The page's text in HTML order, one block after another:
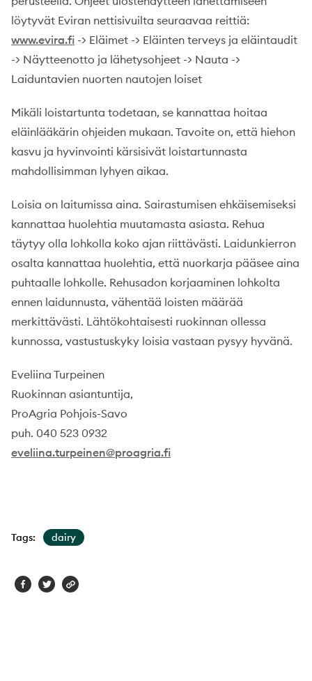
löytyvät Eviran nettisivuilta seuraavaa reittiä:
www.evira.fi -> Eläimet -> Eläinten terveys ja eläintaudit
-> Näytteenotto ja lähetysohjeet -> Nauta ->
Laiduntavien nuorten nautojen loiset
Mikäli loistartunta todetaan, se kannattaa hoitaa
eläinlääkärin ohjeiden mukaan. Tavoite on, että hiehon
kasvu ja hyvinvointi kärsisivät loistartunnasta
mahdollisimman lyhyen aikaa.
Loisia on laitumissa aina. Sairastumisen ehkäisemiseksi
kannattaa huolehtia muutamasta asiasta. Rehua
täytyy olla lohkolla koko ajan riittävästi. Laidunkierron
osalta kannattaa huolehtia, että nuorkarja pääsee aina
puhtaalle lohkolle. Rehusadon korjaaminen lohkolta
ennen laidunnusta, vähentää loisten määrää
merkittävästi. Lähtökohtaisesti ruokinnan ollessa
kunnossa, vastustuskyky loisia vastaan pysyy hyvänä.
Eveliina Turpeinen
Ruokinnan asiantuntija,
ProAgria Pohjois-Savo
puh. 040 523 0932
eveliina.turpeinen@proagria.fi
Tags: dairy